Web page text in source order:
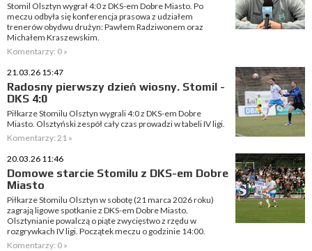
Stomil Olsztyn wygrał 4:0 z DKS-em Dobre Miasto. Po
meczu odbyła się konferencja prasowa z udziałem
trenerów obydwu drużyn: Pawłem Radziwonem oraz
Michałem Kraszewskim.
Komentarzy: 0 »
21.03.26 15:47
Radosny pierwszy dzień wiosny. Stomil -
DKS 4:0
Piłkarze Stomilu Olsztyn wygrali 4:0 z DKS-em Dobre
Miasto. Olsztyński zespół cały czas prowadzi w tabeli IV ligi.
Komentarzy: 21 »
20.03.26 11:46
Domowe starcie Stomilu z DKS-em Dobre
Miasto
Piłkarze Stomilu Olsztyn w sobotę (21 marca 2026 roku)
zagrają ligowe spotkanie z DKS-em Dobre Miasto.
Olsztynianie powalczą o piąte zwycięstwo z rzędu w
rozgrywkach IV ligi. Początek meczu o godzinie 14:00.
Komentarzy: 0 »